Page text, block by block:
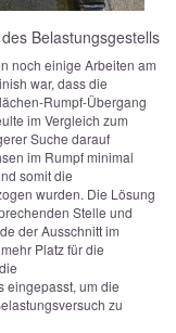
Belastungsgestells
noch einige Arbeiten am
war, dass die
Rumpf-Übergang
im Vergleich zum
Suche darauf
im Rumpf minimal
somit die
wurden. Die Lösung
Stelle und
der Ausschnitt im
Platz für die
eingepasst, um die
zu